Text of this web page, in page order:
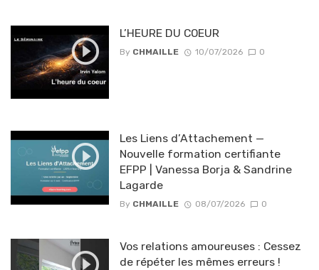
L’HEURE DU COEUR
By CHMAILLE 10/07/2026 0
Les Liens d’Attachement —
Nouvelle formation certifiante
EFPP | Vanessa Borja & Sandrine
Lagarde
By CHMAILLE 08/07/2026 0
Vos relations amoureuses : Cessez
de répéter les mêmes erreurs !